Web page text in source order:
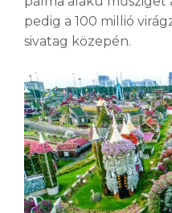
pedig a 100 millió
sivatag közepén.